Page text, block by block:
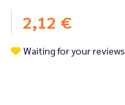
2,12 €
Waiting for your reviews